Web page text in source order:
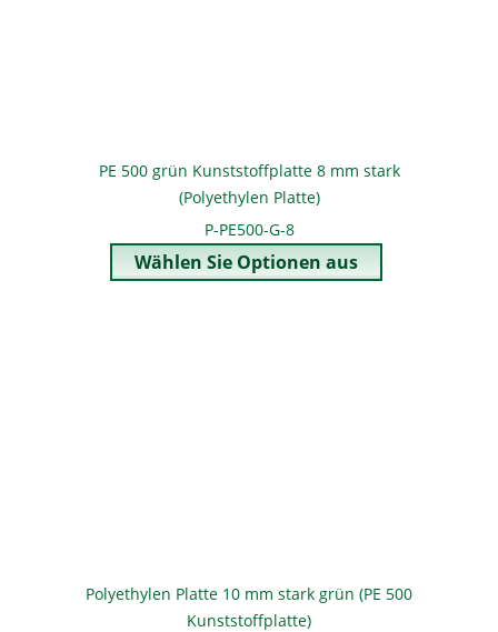
PE 500 grün Kunststoffplatte 8 mm stark
(Polyethylen Platte)
P-PE500-G-8
Polyethylen Platte 10 mm stark grün (PE 500
Kunststoffplatte)